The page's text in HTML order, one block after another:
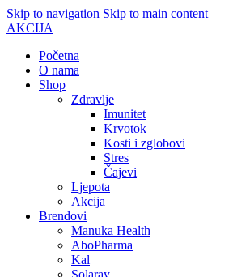
Skip to navigation Skip to main content
AKCIJA
Početna
O nama
Shop
Zdravlje
Imunitet
Krvotok
Kosti i zglobovi
Stres
Čajevi
Ljepota
Akcija
Brendovi
Manuka Health
AboPharma
Kal
Solaray